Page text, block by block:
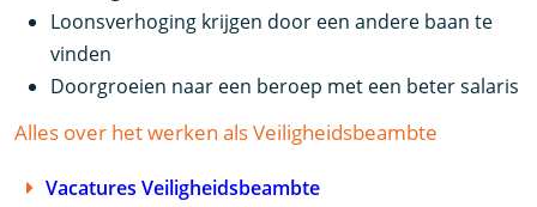
Loonsverhoging krijgen door een andere baan te
vinden
Doorgroeien naar een beroep met een beter salaris
Alles over het werken als Veiligheidsbeambte
Vacatures Veiligheidsbeambte